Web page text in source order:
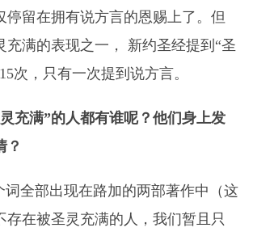
停留在拥有说方言的恩赐上了。但
充满的表现之一， 新约圣经提到“圣
次，只有一次提到说方言。
充满”的人都有谁呢？他们身上发
？
词全部出现在路加的两部著作中（这
存在被圣灵充满的人，我们暂且只